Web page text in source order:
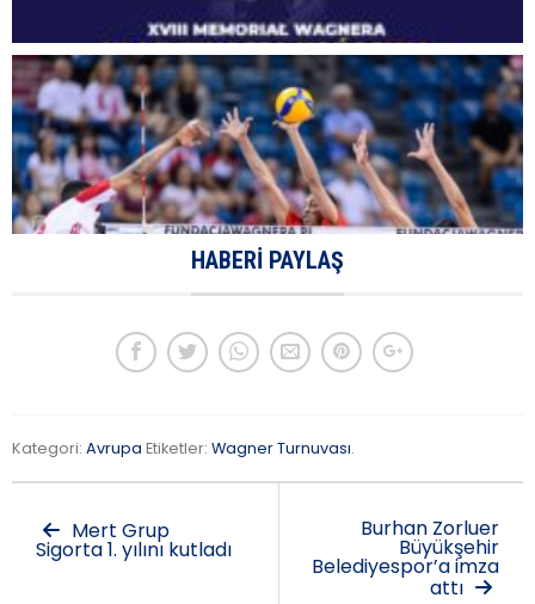
HABERI PAYLAŞ
Kategori: Avrupa Etiketler: Wagner Turnuvası.
Mert Grup
Sigorta 1. yılını kutladı
Burhan Zorluer
Büyükşehir
Belediyespor’a imza
attı